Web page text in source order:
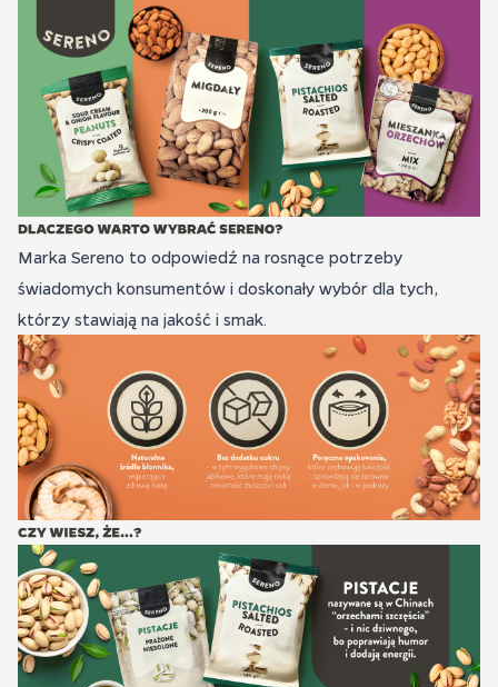
Marka Sereno to odpowiedź na rosnące potrzeby
świadomych konsumentów i doskonały wybór dla tych,
którzy stawiają na jakość i smak.